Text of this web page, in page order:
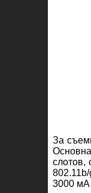
За
слотов,
3000